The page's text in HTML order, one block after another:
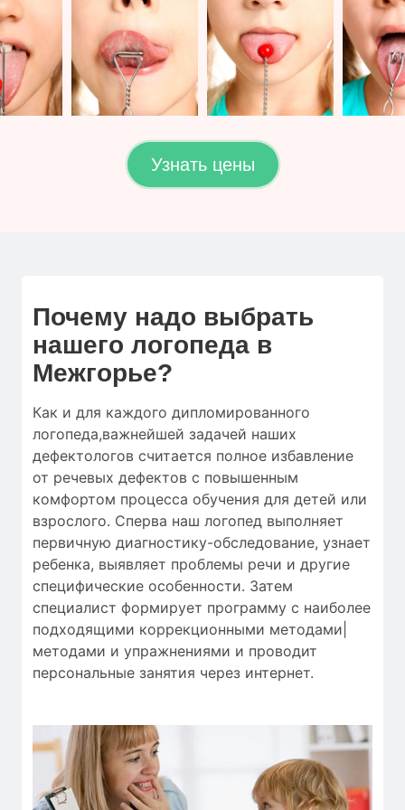
Узнать цены
Почему надо выбрать
нашего логопеда в
Межгорье?
Как и для каждого дипломированного
логопеда,важнейшей задачей наших
дефектологов считается полное избавление
от речевых дефектов с повышенным
комфортом процесса обучения для детей или
взрослого. Сперва наш логопед выполняет
первичную диагностику-обследование, узнает
ребенка, выявляет проблемы речи и другие
специфические особенности. Затем
специалист формирует программу с наиболее
подходящими коррекционными методами|
методами и упражнениями и проводит
персональные занятия через интернет.